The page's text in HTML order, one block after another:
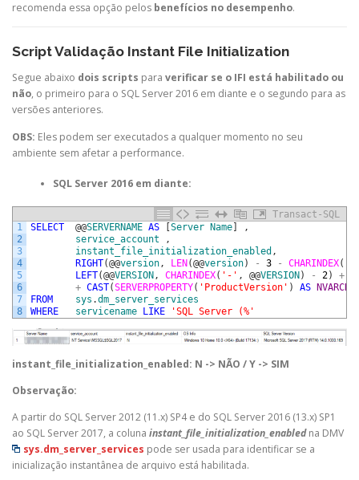
recomenda essa opção pelos benefícios no desempenho.
Script Validação Instant File Initialization
Segue abaixo dois scripts para verificar se o IFI está habilitado ou
não, o primeiro para o SQL Server 2016 em diante e o segundo para as
versões anteriores.
OBS: Eles podem ser executados a qualquer momento no seu
ambiente sem afetar a performance.
SQL Server 2016 em diante:
Transact-SQL
1
2
3
4
5
6
7
8
SELECT @@SERVERNAME AS Server Name
,
service_account
,
instant_file_initialization_enabled ,
RIGHT(@@version, LEN (@@version) - 3 - CHARINDEX(
LEFT(@@VERSION , CHARINDEX( '-' , @@VERSION ) - 2) +
+ CAST(SERVERPROPERTY( 'ProductVersion' ) AS
FROM
sys .dm_server_services
WHERE
servicename LIKE 'SQL Server (%'
instant_file_initialization_enabled: N -> NÃO /Y -> SIM
Observação:
A partir do SQL Server 2012 (11.x) SP4 e do SQL Server 2016 (13.x) SP1
ao SQL Server 2017, a coluna instant_file_initialization_enabledna DMV
sys.dm_server_services pode ser usada para identificar se a
inicialização instantânea de arquivo está habilitada.